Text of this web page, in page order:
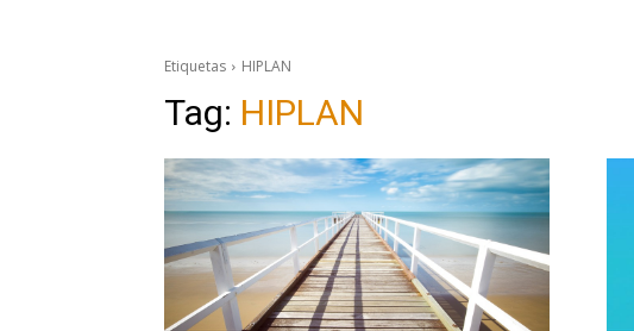
Etiquetas HIPLAN
Tag: HIPLAN